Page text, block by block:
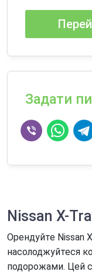
Задати
Nissan X-
Орендуйте Nissan
насолоджуйтеся
подорожами. Цей